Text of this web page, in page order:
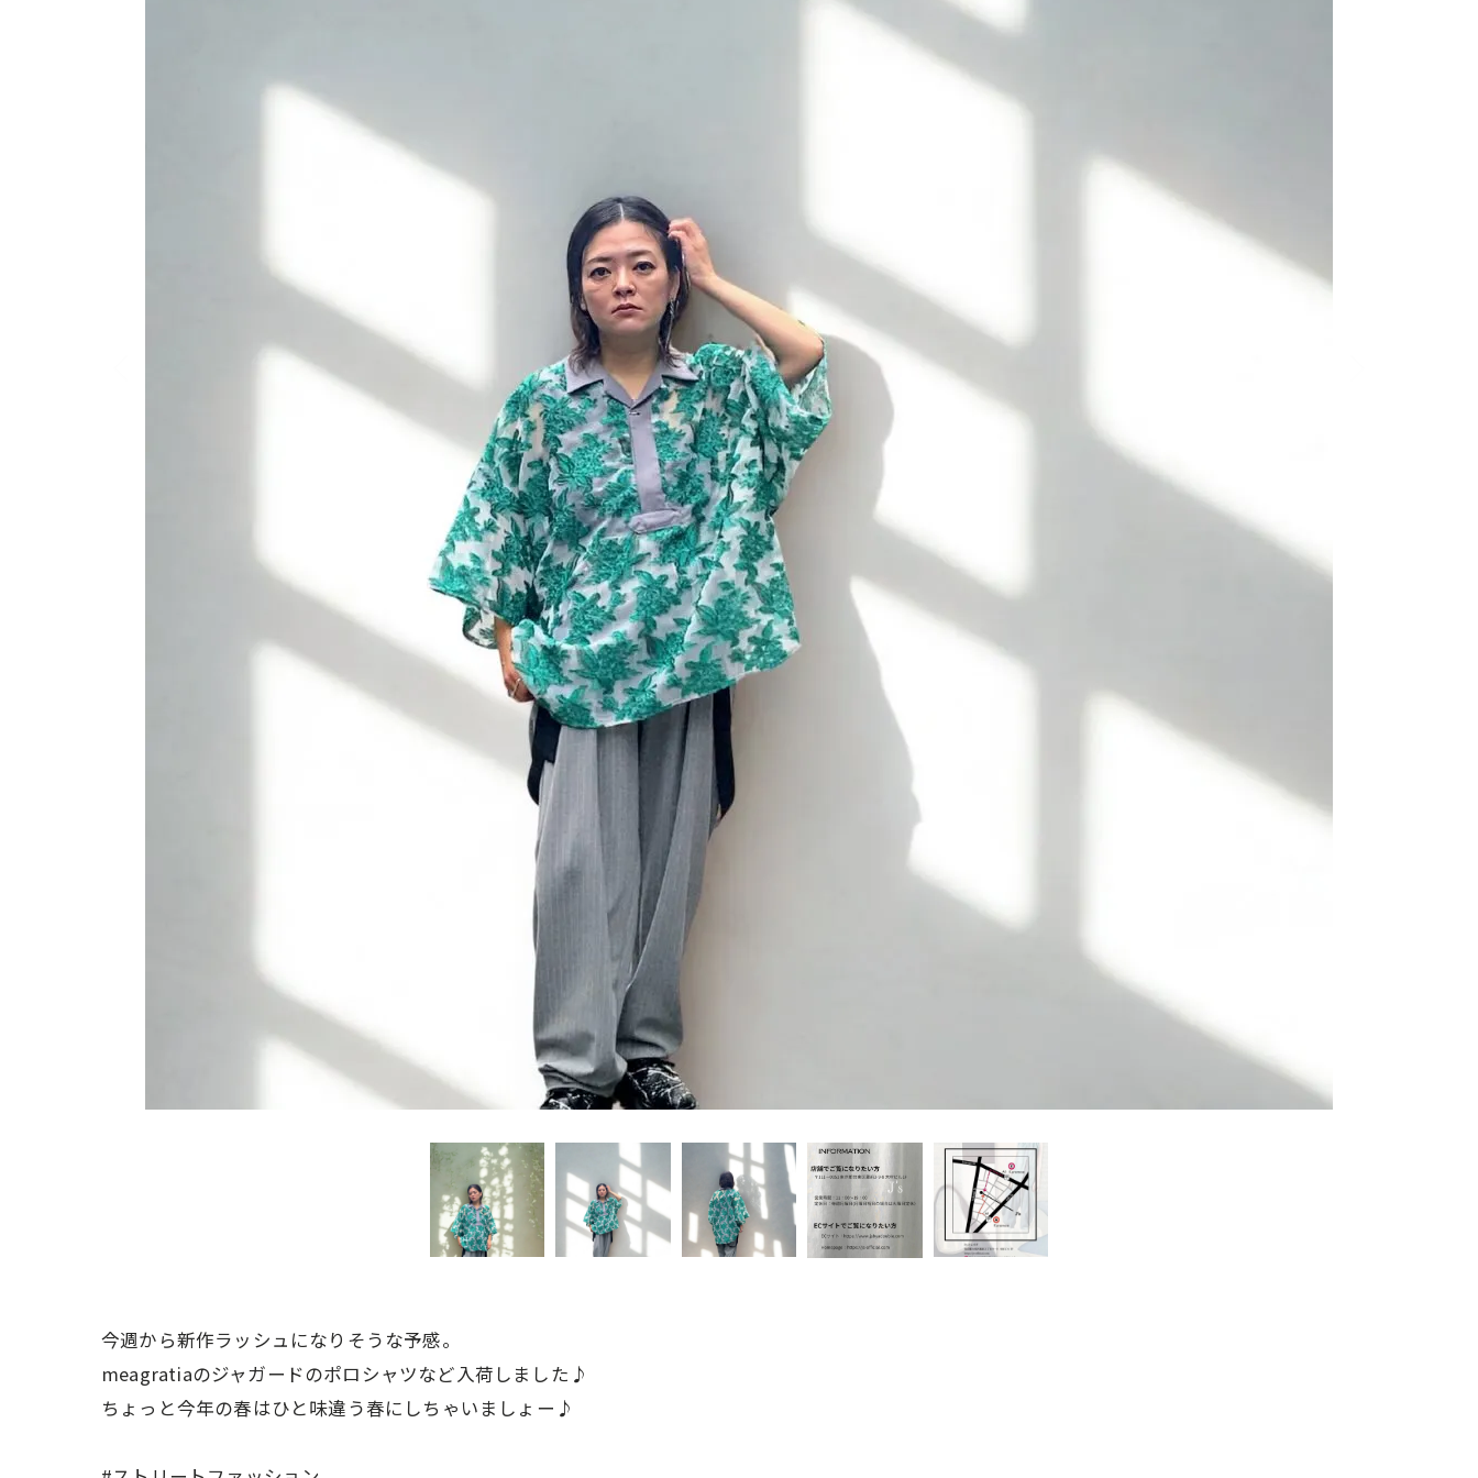
今週から新作ラッシュになりそうな予感。
meagratiaのジャガードのポロシャツなど入荷しました♪
ちょっと今年の春はひと味違う春にしちゃいましょー♪